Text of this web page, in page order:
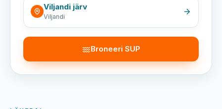
Viljandi järv
Viljandi
Broneeri SUP